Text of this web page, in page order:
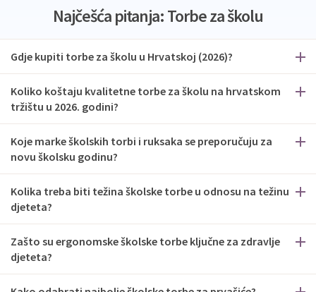
Najčešća pitanja: Torbe za školu
Gdje kupiti torbe za školu u Hrvatskoj (2026)?
Koliko koštaju kvalitetne torbe za školu na hrvatskom
tržištu u 2026. godini?
Koje marke školskih torbi i ruksaka se preporučuju za
novu školsku godinu?
Kolika treba biti težina školske torbe u odnosu na težinu
djeteta?
Zašto su ergonomske školske torbe ključne za zdravlje
djeteta?